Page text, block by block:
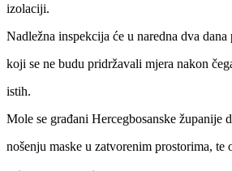
izolaciji.
Nadležna inspekcija će u naredna dva
koji se ne budu pridržavali mjera nakon
istih.
Mole se građani Hercegbosanske županije
nošenju maske u zatvorenim prostorima,